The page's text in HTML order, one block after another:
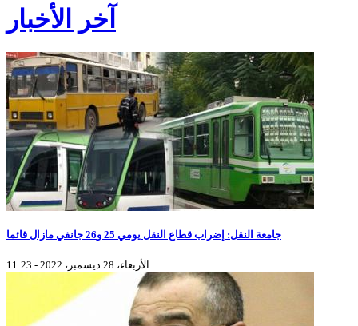
آخر الأخبار
جامعة النقل: إضراب قطاع النقل يومي 25 و26 جانفي مازال قائما
الأربعاء، 28 ديسمبر، 2022 - 11:23